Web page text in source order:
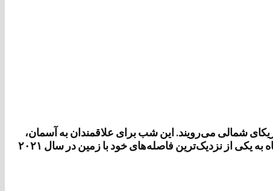
شمالی می‌رویند. این شب برای علاقمندان به آسمان،
شبی عاشقانه است. آنها که چشم به بالا دوخته و منتظر پدیده‌ای بی‌نظیر و شگفت‌انگیز در عمق سیاهی شب می‌شوند. امشب ماه به یکی از نزدیک‌ترین فاصله‌های خود با زمین در سال ۲۰۲۱